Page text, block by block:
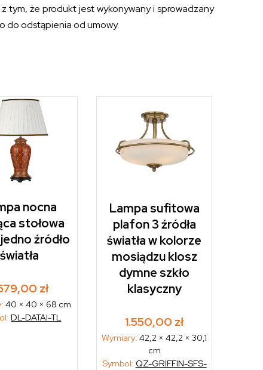
tym, że produkt jest wykonywany i sprowadzany
do odstąpienia od umowy.
nocna
stołowa
źródło
światła
zł
40 × 40 × 68 cm
DL-DATAI-TL
Lampa sufitowa
plafon 3 źródła
światła w kolorze
mosiądzu klosz
dymne szkło
klasyczny
1.550,00 zł
Wymiary:42,2 × 42,2 × 30,1
cm
Symbol: QZ-GRIFFIN-SFS-